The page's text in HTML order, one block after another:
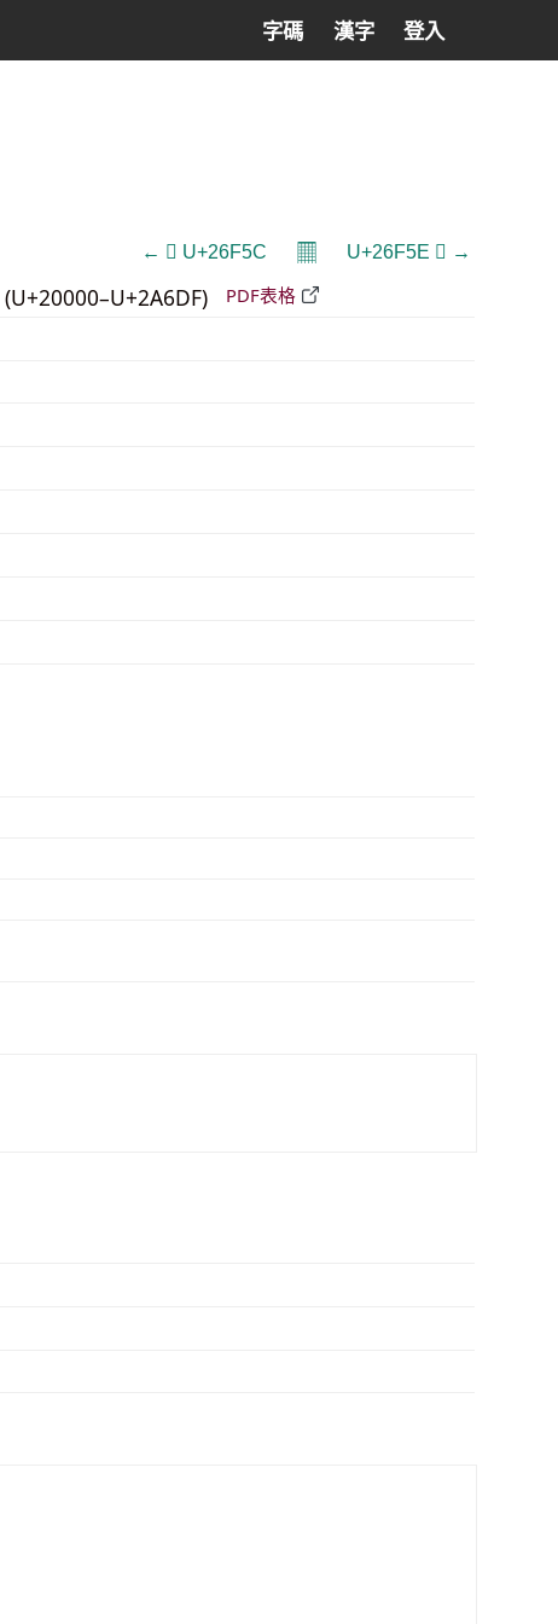
字碼 漢字 登入
← 𦽜 U+26F5C 𝄜 U+26F5E 𦽞 →
(U+20000–U+2A6DF) PDF表格